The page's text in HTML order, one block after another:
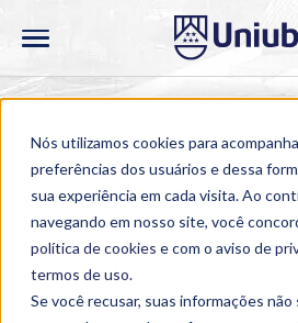
Nós utilizamos cookies para
preferências dos usuários e dessa
sua experiência em cada visita. Ao
navegando em nosso site, você
política de cookies e com o aviso de
termos de uso.
Se você recusar, suas informações não
Home > Cursos > Semipresencial >
Zootecnia